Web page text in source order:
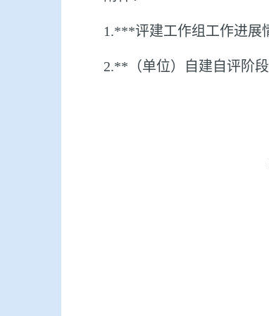
1.***评建工作组工作进展
2.** （单位）自建自评阶
学校评建